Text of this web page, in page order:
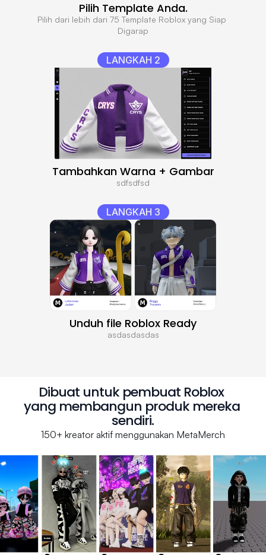
Dibuat untuk pembuat Roblox
yang membangun produk mereka
sendiri.
150+ kreator aktif menggunakan MetaMerch
Pilih Template Anda.
Pilih dari lebih dari 75 Template Roblox yang Siap
Digarap
LANGKAH 2
Tambahkan Warna + Gambar
sdfsdfsd
LANGKAH 3
Unduh file Roblox Ready
asdasdasdas